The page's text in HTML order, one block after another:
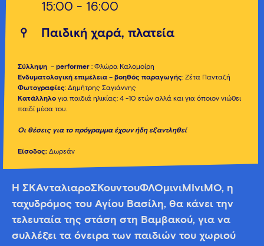
15:00 - 16:00
Παιδική χαρά, πλατεία
Σύλληψη – performer : Φλώρα Καλομοίρη
Ενδυματολογική επιμέλεια – βοηθός παραγωγής: Ζέτα Πανταζή
Φωτογραφίες: Δημήτρης Σαγιάννης
Κατάλληλο για παιδιά ηλικίας: 4 -10 ετών αλλά και για όποιον νιώθει
παιδί μέσα του.
Οι θέσεις για το πρόγραμμα έχουν ήδη εξαντληθεί
Είσοδος: Δωρεάν
Η ΣΚΑνταλιαροΣΚουντουΦΛΟμινιΜΙνιΜΟ, η
ταχυδρόμος του Αγίου Βασίλη, θα κάνει την
τελευταία της στάση στη Βαμβακού, για να
συλλέξει τα όνειρα των παιδιών του χωριού